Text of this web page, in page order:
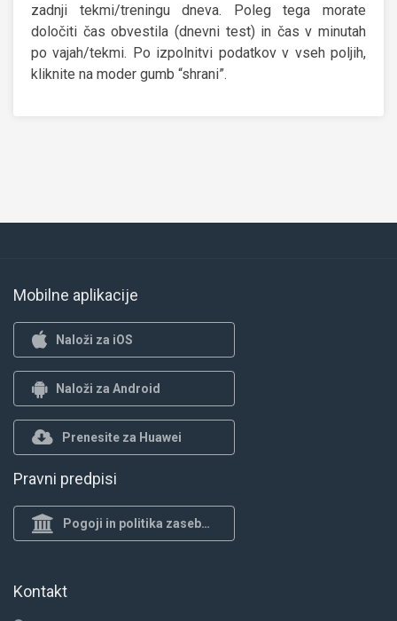
zadnji tekmi/treningu dneva. Poleg tega morate
določiti čas obvestila (dnevni test) in čas v minutah
po vajah/tekmi. Po izpolnitvi podatkov v vseh poljih,
kliknite na moder gumb “shrani”.
Mobilne aplikacije
Naloži za iOS
Naloži za Android
Prenesite za Huawei
Pravni predpisi
Pogoji in politika zasebnosti
Kontakt